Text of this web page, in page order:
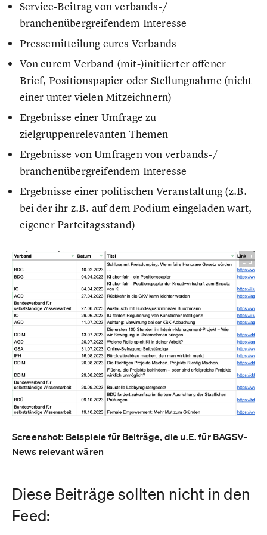
Service-Beitrag von verbands-/
branchenübergreifendem Interesse
Pressemitteilung eures Verbands
Von eurem Verband (mit-)initiierter offener
Brief, Positionspapier oder Stellungnahme (nicht
einer unter vielen Mitzeichnern)
Ergebnisse einer Umfrage zu
zielgruppenrelevanten Themen
Ergebnisse von Umfragen von verbands-/
branchenübergreifendem Interesse
Ergebnisse einer politischen Veranstaltung (z.B.
bei der ihr z.B. auf dem Podium eingeladen wart,
eigener Parteitagsstand)
Screenshot: Beispiele für Beiträge, die u.E. für BAGSV-
News relevant wären
Diese Beiträge sollten nicht in den
Feed: